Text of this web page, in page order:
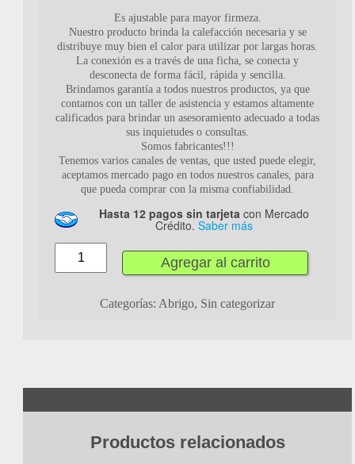
Es ajustable para mayor firmeza.
Nuestro producto brinda la calefacción necesaria y se
distribuye muy bien el calor para utilizar por largas horas.
La conexión es a través de una ficha, se conecta y
desconecta de forma fácil, rápida y sencilla.
Brindamos garantía a todos nuestros productos, ya que
contamos con un taller de asistencia y estamos altamente
calificados para brindar un asesoramiento adecuado a todas
sus inquietudes o consultas.
Somos fabricantes!!!
Tenemos varios canales de ventas, que usted puede elegir,
aceptamos mercado pago en todos nuestros canales, para
que pueda comprar con la misma confiabilidad.
Hasta 12 pagos sin tarjeta con Mercado
Crédito. Saber más
Agregar al carrito
Categorías: Abrigo, Sin categorizar
Productos relacionados